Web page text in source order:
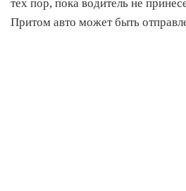
тех пор, пока водитель не
Притом авто может быть